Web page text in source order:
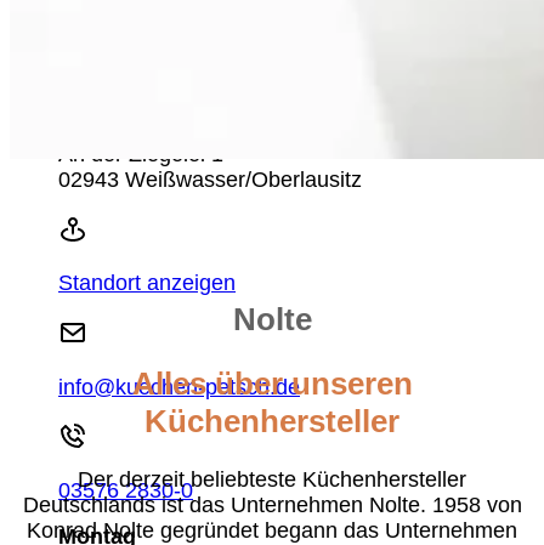
An der Ziegelei 1
02943 Weißwasser/Oberlausitz
Standort anzeigen
info@kuechen-petsch.de
03576 2830-0
Montag
Nolte
Alles über unseren
Küchenhersteller
Der derzeit beliebteste Küchenhersteller
Deutschlands ist das Unternehmen Nolte. 1958 von
Konrad Nolte gegründet begann das Unternehmen